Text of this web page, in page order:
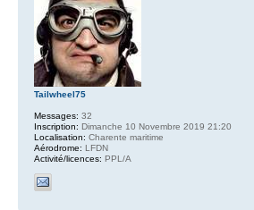
Tailwheel75
Messages: 32
Inscription: Dimanche 10 Novembre 2019 21:20
Localisation: Charente maritime
Aérodrome: LFDN
Activité/licences: PPL/A